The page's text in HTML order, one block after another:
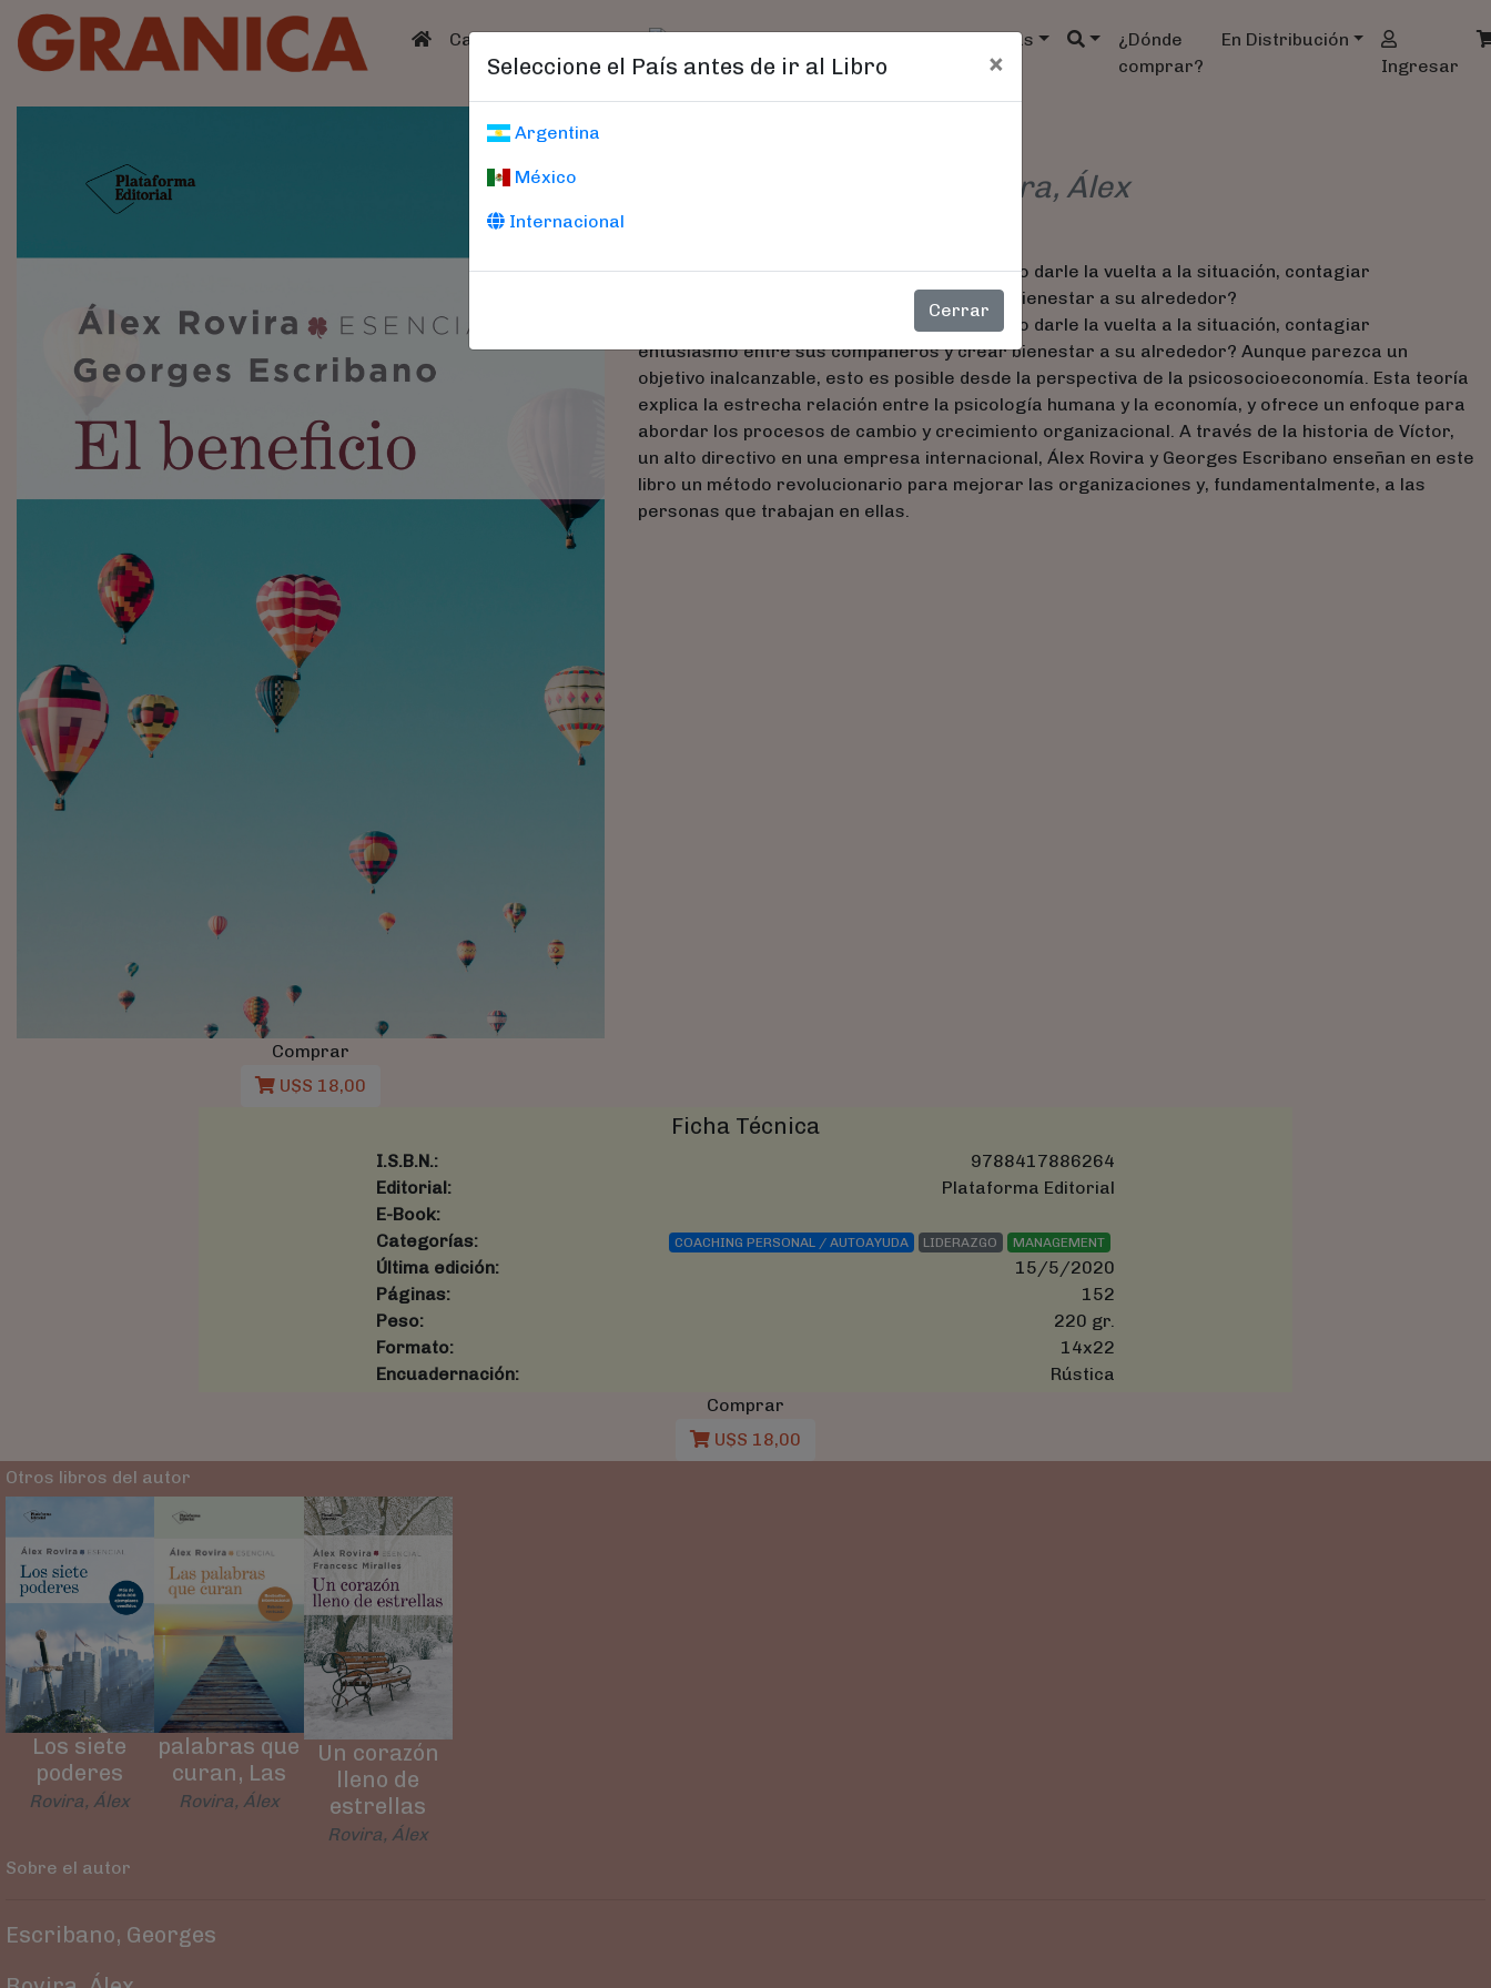
(current)
Catálogo Catálogo Agendas
¿Dónde
comprar?
En Distribución
Ingresar
Seleccione el País antes de ir al Libro ×
Argentina
México
Internacional
Cerrar
Comprar
U$S 18,00
Escribano, Georges - Rovira, Álex
¿Puede un empleado totalmente desmotivado darle la vuelta a la situación, contagiar
entusiasmo entre sus compañeros y crear bienestar a su alrededor?
¿Puede un empleado totalmente desmotivado darle la vuelta a la situación, contagiar
entusiasmo entre sus compañeros y crear bienestar a su alrededor? Aunque parezca un
objetivo inalcanzable, esto es posible desde la perspectiva de la psicosocioeconomía. Esta teoría
explica la estrecha relación entre la psicología humana y la economía, y ofrece un enfoque para
abordar los procesos de cambio y crecimiento organizacional. A través de la historia de Víctor,
un alto directivo en una empresa internacional, Álex Rovira y Georges Escribano enseñan en este
libro un método revolucionario para mejorar las organizaciones y, fundamentalmente, a las
personas que trabajan en ellas.
Ficha Técnica
I.S.B.N.:
9788417886264
Editorial:
Plataforma Editorial
E-Book:
Categorías:
COACHING PERSONAL / AUTOAYUDA LIDERAZGO MANAGEMENT
Última edición:
15/5/2020
Páginas:
152
Peso:
220 gr.
Formato:
14x22
Encuadernación:
Rústica
Comprar
U$S 18,00
Otros libros del autor
Los siete
poderes
Rovira, Álex
palabras que
curan, Las
Rovira, Álex
Un corazón
lleno de
estrellas
Rovira, Álex
Sobre el autor
Escribano, Georges